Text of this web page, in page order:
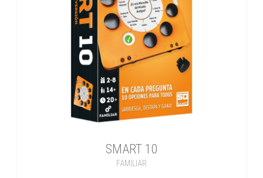
SMART 10
FAMILIAR